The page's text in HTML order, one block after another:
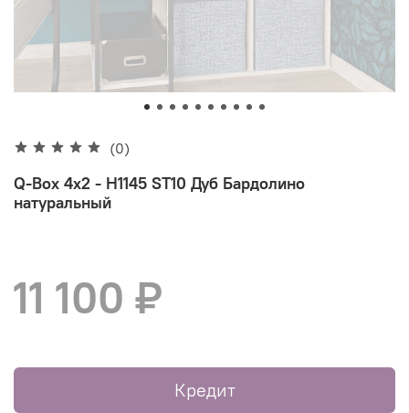
(0)
Q-Box 4х2 - H1145 ST10 Дуб Бардолино
натуральный
11 100 ₽
Кредит